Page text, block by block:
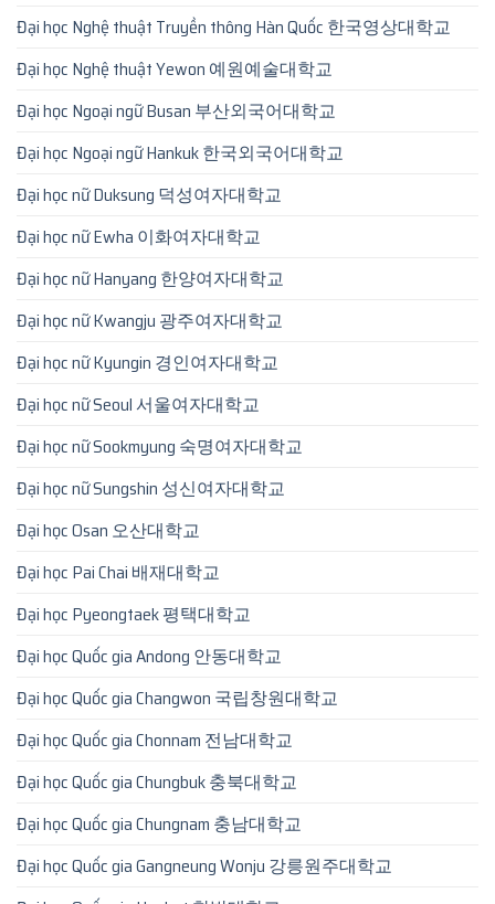
Đại học Nghệ thuật Truyền thông Hàn Quốc 한국영상대학교
Đại học Nghệ thuật Yewon 예원예술대학교
Đại học Ngoại ngữ Busan 부산외국어대학교
Đại học Ngoại ngữ Hankuk 한국외국어대학교
Đại học nữ Duksung 덕성여자대학교
Đại học nữ Ewha 이화여자대학교
Đại học nữ Hanyang 한양여자대학교
Đại học nữ Kwangju 광주여자대학교
Đại học nữ Kyungin 경인여자대학교
Đại học nữ Seoul 서울여자대학교
Đại học nữ Sookmyung 숙명여자대학교
Đại học nữ Sungshin 성신여자대학교
Đại học Osan 오산대학교
Đại học Pai Chai 배재대학교
Đại học Pyeongtaek 평택대학교
Đại học Quốc gia Andong 안동대학교
Đại học Quốc gia Changwon 국립창원대학교
Đại học Quốc gia Chonnam 전남대학교
Đại học Quốc gia Chungbuk 충북대학교
Đại học Quốc gia Chungnam 충남대학교
Đại học Quốc gia Gangneung Wonju 강릉원주대학교